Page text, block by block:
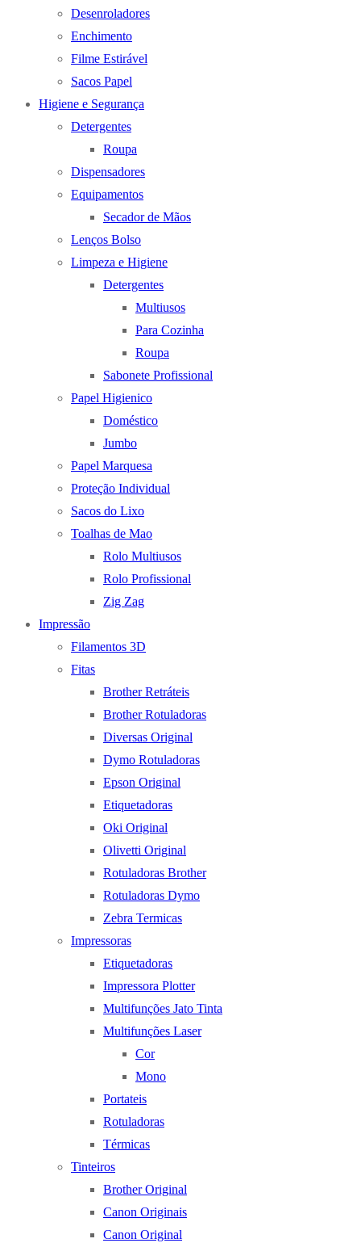
Desenroladores
Enchimento
Filme Estirável
Sacos Papel
Higiene e Segurança
Detergentes
Roupa
Dispensadores
Equipamentos
Secador de Mãos
Lenços Bolso
Limpeza e Higiene
Detergentes
Multiusos
Para Cozinha
Roupa
Sabonete Profissional
Papel Higienico
Doméstico
Jumbo
Papel Marquesa
Proteção Individual
Sacos do Lixo
Toalhas de Mao
Rolo Multiusos
Rolo Profissional
Zig Zag
Impressão
Filamentos 3D
Fitas
Brother Retráteis
Brother Rotuladoras
Diversas Original
Dymo Rotuladoras
Epson Original
Etiquetadoras
Oki Original
Olivetti Original
Rotuladoras Brother
Rotuladoras Dymo
Zebra Termicas
Impressoras
Etiquetadoras
Impressora Plotter
Multifunções Jato Tinta
Multifunções Laser
Cor
Mono
Portateis
Rotuladoras
Térmicas
Tinteiros
Brother Original
Canon Originais
Canon Original